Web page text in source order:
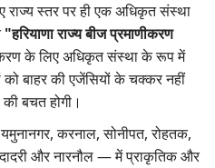
राज्य स्तर पर ही एक अधिकृत संस्था
"हरियाणा राज्य बीज प्रमाणीकरण
के लिए अधिकृत संस्था के रूप में
को बाहर की एजेंसियों के चक्कर नहीं
बचत होगी।
करनाल, सोनीपत, रोहतक,
दादरी और नारनौल — में प्राकृतिक और